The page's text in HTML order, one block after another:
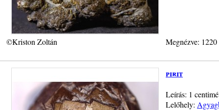
©Kriston Zoltán Megnézve:
pirit
Leírás: 1
Lelőhely: